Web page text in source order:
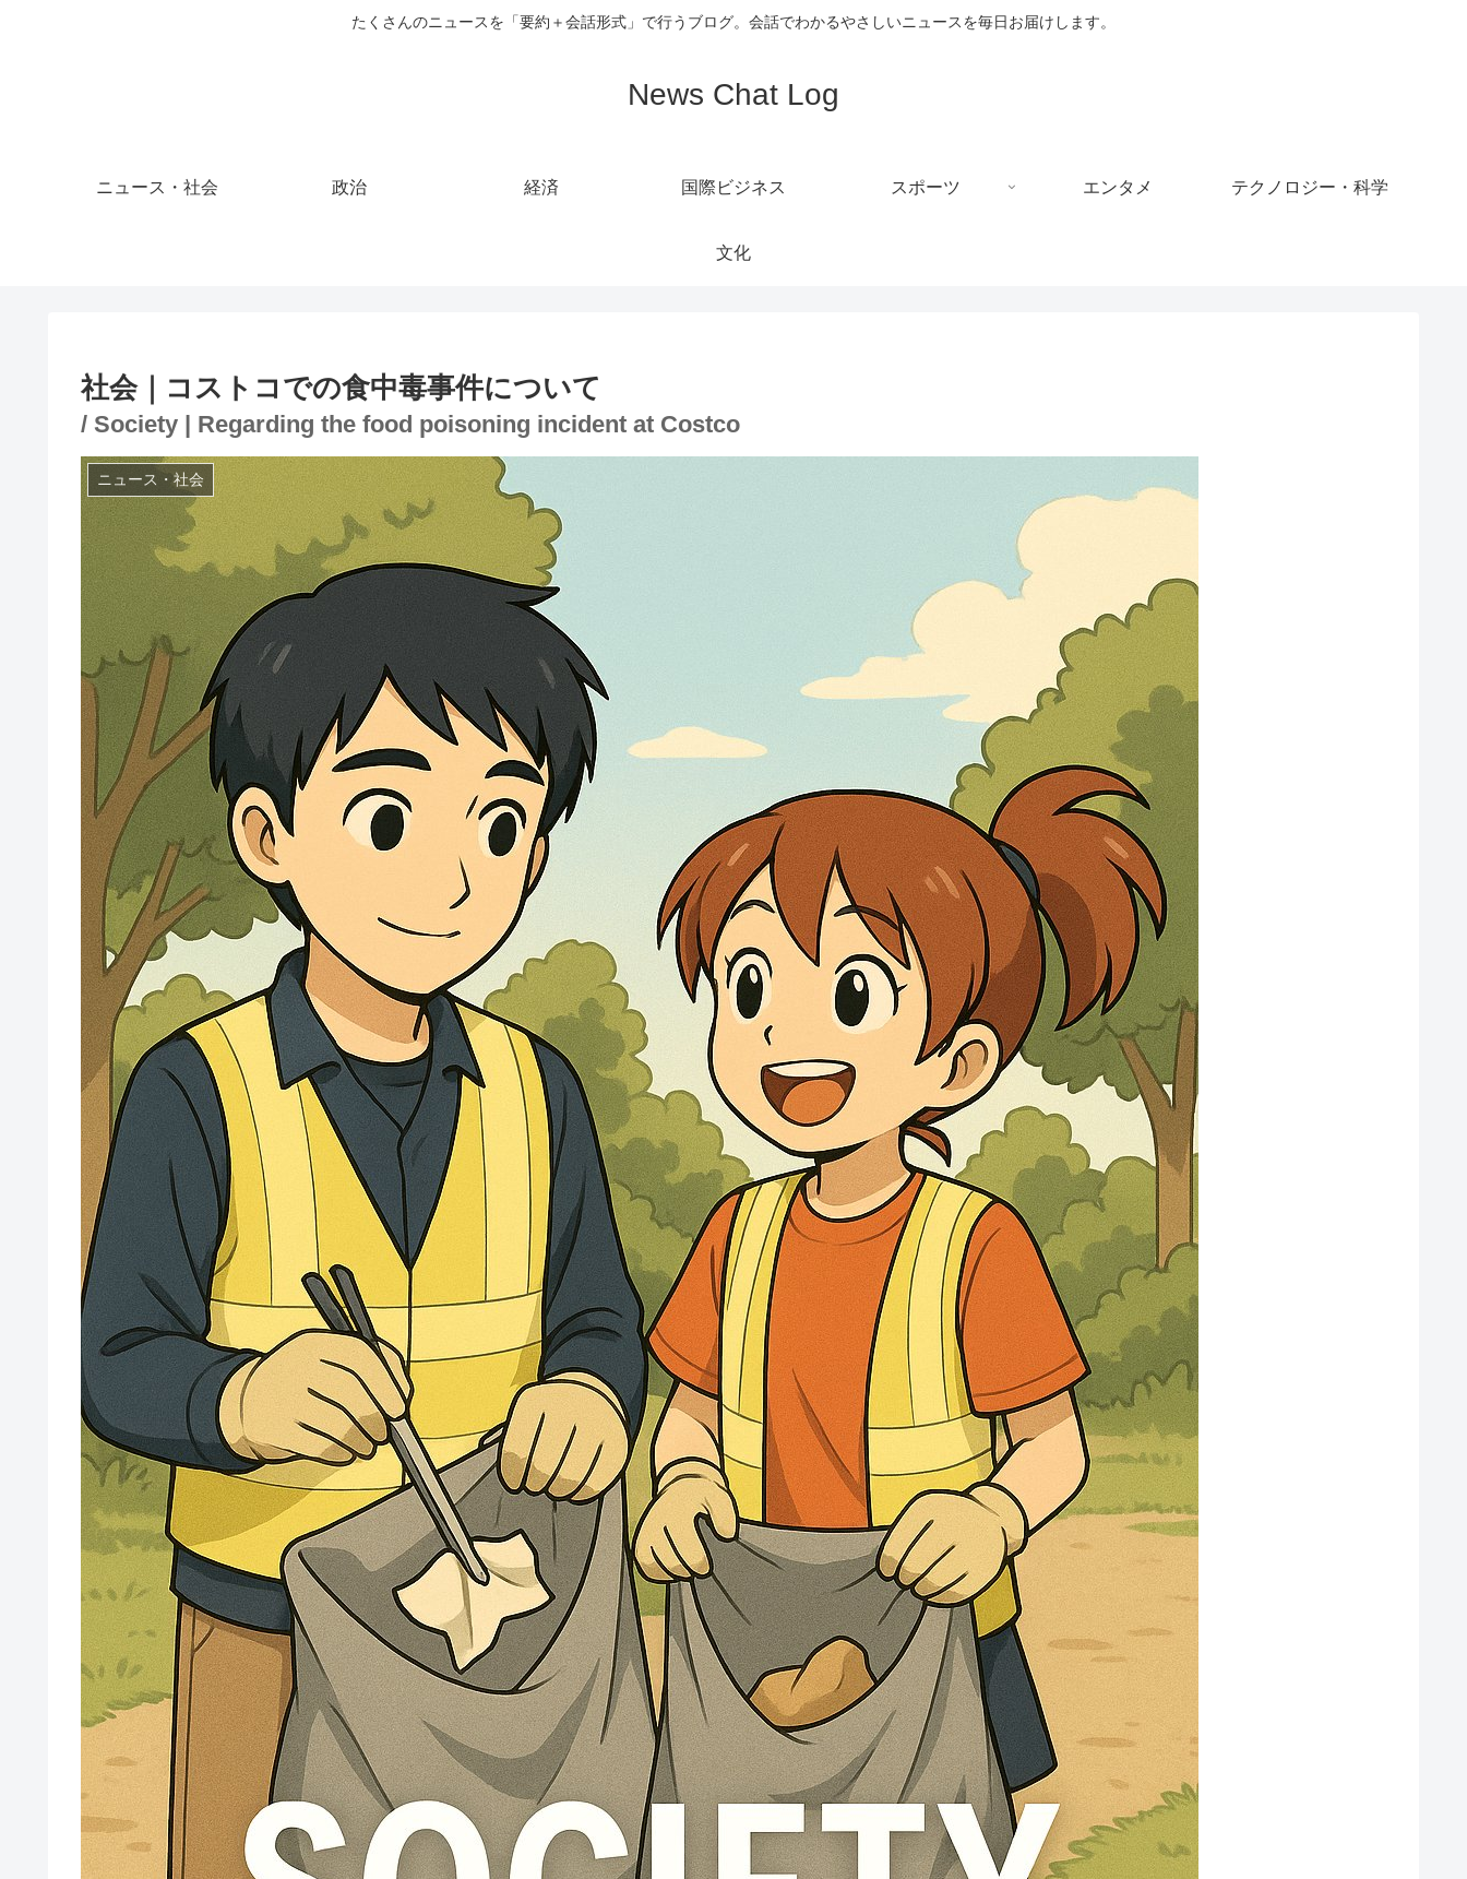
たくさんのニュースを「要約＋会話形式」で行うブログ。会話でわかるやさしいニュースを毎日お届けします。
News Chat Log
ニュース・社会 政治 経済 国際ビジネス スポーツ エンタメ テクノロジー・科学
文化
社会｜コストコでの食中毒事件について
/ Society | Regarding the food poisoning incident at Costco
ニュース・社会